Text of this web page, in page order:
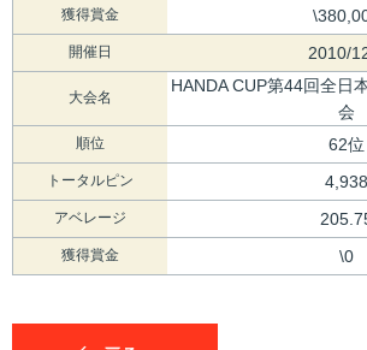
獲得賞金
開催日 2010/
大会名
HANDA CUP第44回全日
会
順位 62位
トータルピン 4,938
アベレージ
獲得賞金 \0